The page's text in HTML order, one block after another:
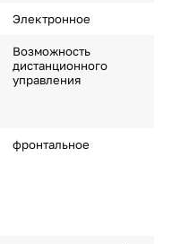
Электронное
Возможность
дистанционного
управления
фронтальное